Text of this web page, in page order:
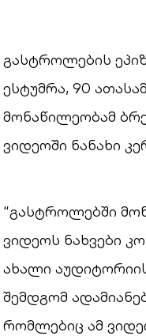
გასტროლების
ესტუმრა, 90
მონაწილეობამ
ვიდეოში ნანახი
“გასტროლებში
ვიდეოს ნახვები
ახალი
შემდგომ
რომლებიც ამ